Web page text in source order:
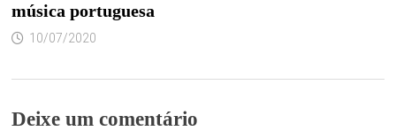
música portuguesa
10/07/2020
Deixe um comentário